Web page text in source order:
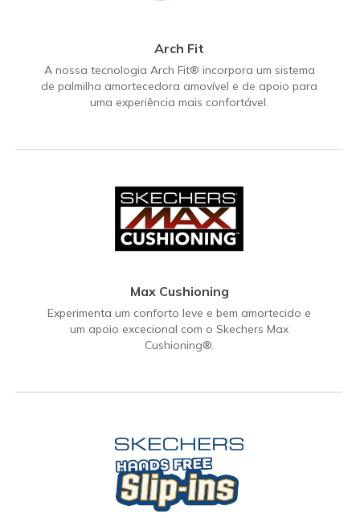
Arch Fit
A nossa tecnologia Arch Fit® incorpora um sistema
de palmilha amortecedora amovível e de apoio para
uma experiência mais confortável.
Max Cushioning
Experimenta um conforto leve e bem amortecido e
um apoio excecional com o Skechers Max
Cushioning®.